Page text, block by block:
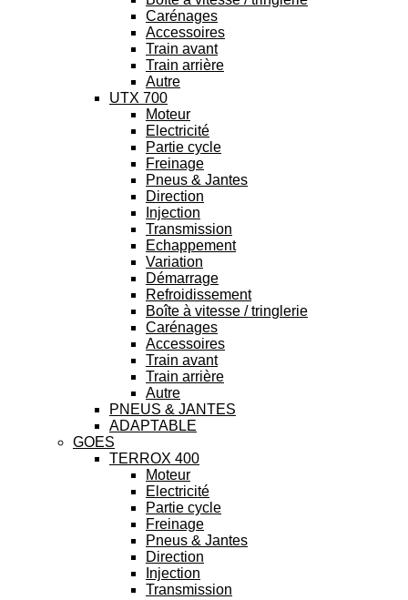
Carénages
Accessoires
Train avant
Train arrière
Autre
UTX 700
Moteur
Electricité
Partie cycle
Freinage
Pneus & Jantes
Direction
Injection
Transmission
Echappement
Variation
Démarrage
Refroidissement
Boîte à vitesse / tringlerie
Carénages
Accessoires
Train avant
Train arrière
Autre
PNEUS & JANTES
ADAPTABLE
GOES
TERROX 400
Moteur
Electricité
Partie cycle
Freinage
Pneus & Jantes
Direction
Injection
Transmission